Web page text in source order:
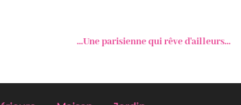
...Une parisienne qui rêve d'ailleurs...